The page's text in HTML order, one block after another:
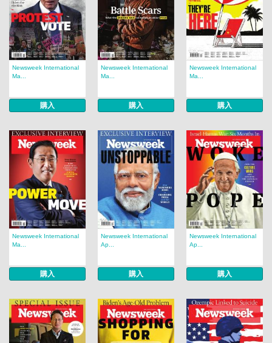
Newsweek International
Ma...
購入
Newsweek International
Ma...
購入
Newsweek International
Ma...
購入
Newsweek International
Ma...
購入
Newsweek International
Ap...
購入
Newsweek International
Ap...
購入